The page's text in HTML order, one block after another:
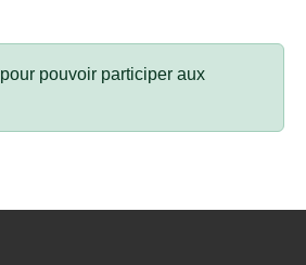
pour pouvoir participer aux